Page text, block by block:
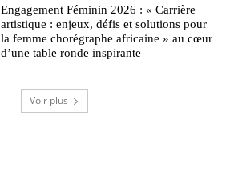
Engagement Féminin 2026 : « Carrière
artistique : enjeux, défis et solutions pour
la femme chorégraphe africaine » au cœur
d’une table ronde inspirante
Voir plus